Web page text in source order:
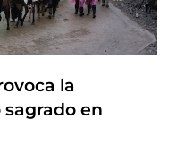
la
en